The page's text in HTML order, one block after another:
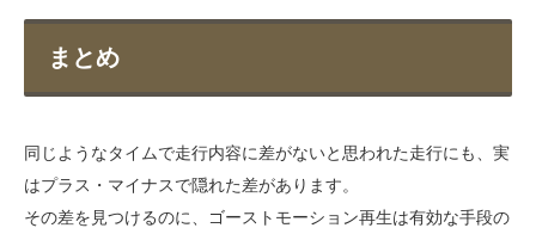
まとめ
同じようなタイムで走行内容に差がないと思われた走行にも、実
はプラス・マイナスで隠れた差があります。
その差を見つけるのに、ゴーストモーション再生は有効な手段の